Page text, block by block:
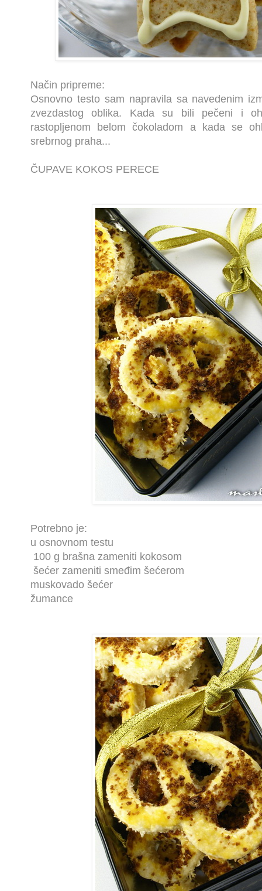
Način pripreme:
Osnovno testo sam napravila sa navedenim
zvezdastog oblika. Kada su bili pečeni i
rastopljenom belom čokoladom a kada se
srebrnog praha...
ČUPAVE KOKOS PERECE
Potrebno je:
u osnovnom testu
100 g brašna zameniti kokosom
šećer zameniti smeđim šećerom
muskovado šećer
žumance